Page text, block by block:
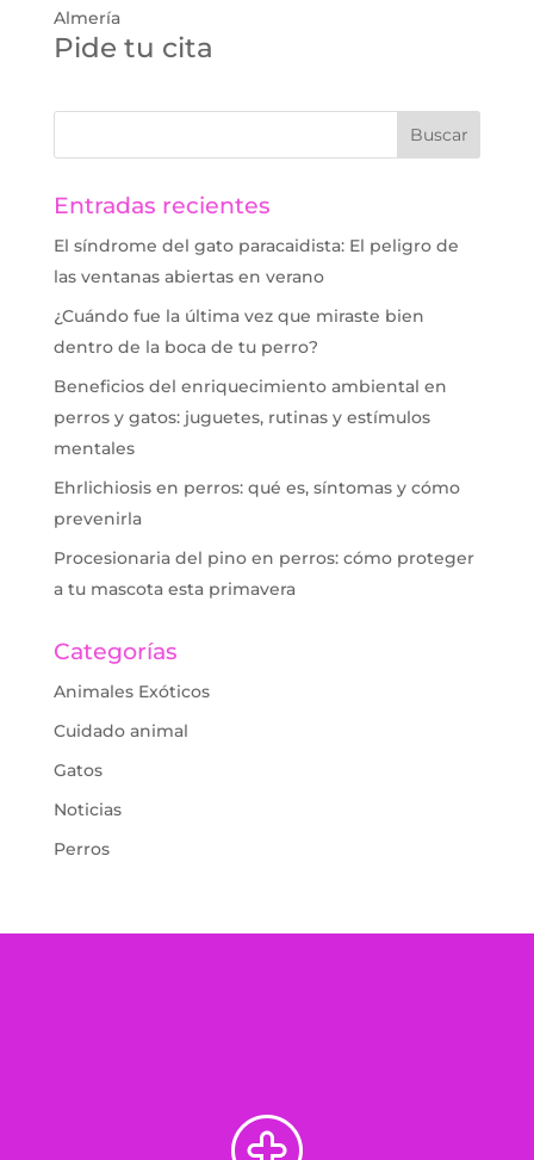
Almería
Pide tu cita
Entradas recientes
El síndrome del gato paracaidista: El peligro de
las ventanas abiertas en verano
¿Cuándo fue la última vez que miraste bien
dentro de la boca de tu perro?
Beneficios del enriquecimiento ambiental en
perros y gatos: juguetes, rutinas y estímulos
mentales
Ehrlichiosis en perros: qué es, síntomas y cómo
prevenirla
Procesionaria del pino en perros: cómo proteger
a tu mascota esta primavera
Categorías
Animales Exóticos
Cuidado animal
Gatos
Noticias
Perros